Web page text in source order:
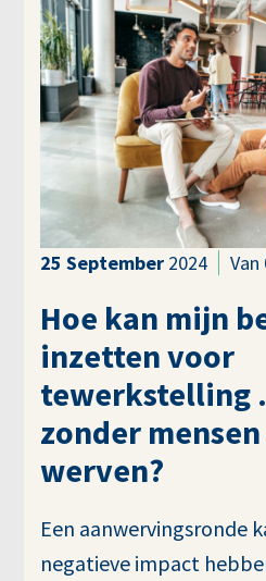
25 September 2024
Hoe kan mijn
inzetten voor
tewerkstelling
zonder
werven?
Een aanwervingsronde
negatieve impact